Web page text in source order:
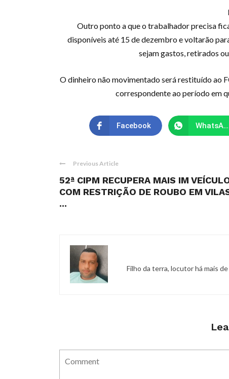
Outro ponto a que o trabalhador precisa
disponíveis até 15 de dezembro e voltarão
sejam gastos, retirados
O dinheiro não movimentado será restituído ao
correspondente ao período em
Facebook WhatsApp
Previous Article
52ª CIPM RECUPERA MAIS IM
COM RESTRIÇÃO DE ROUBO EM
...
Filho da terra, locutor há mais